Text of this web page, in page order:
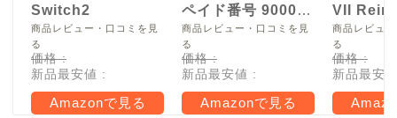
Switch2
商品レビュー・口コミを見
る
価格 :
新品最安値 :
Amazonで見る
ペイド番号 9000
円|オンラインコー
ド版
商品レビュー・口コミを見
る
価格 :
新品最安値 :
Amazonで見る
VII
Switch2
商品レビュ
る
価格 :
新品最安